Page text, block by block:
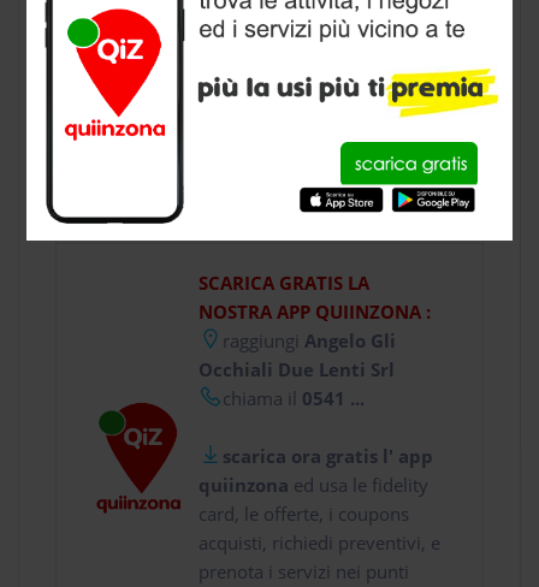
ottica a Rimini, provincia di Rimini
CONTATTI
SCARICA GRATIS LA
NOSTRA APP QUIINZONA :
raggiungiAngelo Gli
Occhiali Due Lenti Srl
chiama il 0541 ...
scarica ora gratis l' app
quiinzona ed usa le fidelity
card, le offerte, i coupons
acquisti, richiedi preventivi, e
prenota i servizi nei punti